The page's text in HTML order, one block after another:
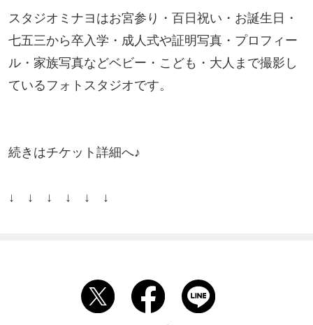
スタジオミナヨはお宮参り・百日祝い・お誕生日・
七五三から卒入学・成人式や証明写真・プロフィー
ル・家族写真などベビー・こども・大人まで撮影し
ているフォトスタジオです。
続きはチケット詳細へ♪
↓　↓　↓　↓　↓　↓